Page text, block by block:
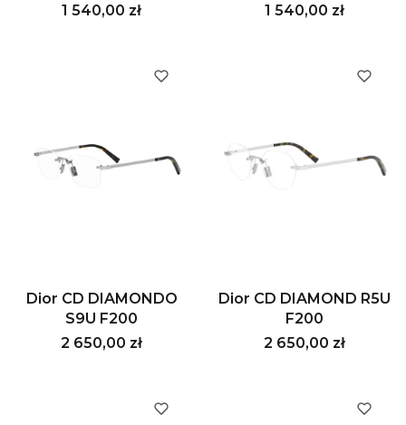
Cena
1 540,00 zł
Cena
1 540,00 zł
Dior CD DIAMONDO
S9U F200
Cena
2 650,00 zł
Dior CD DIAMOND R5U
F200
Cena
2 650,00 zł